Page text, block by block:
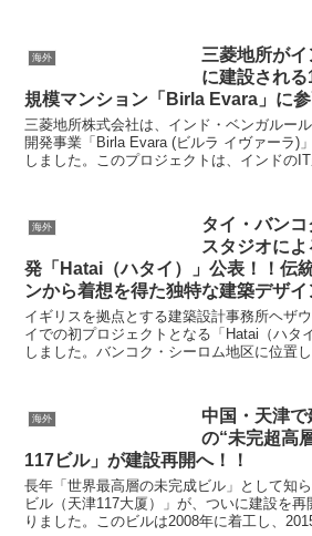
海外
三菱地所が
に建設され
規模マンション「Birla Evara」に参
三菱地所株式会社は、インド・ベンガルー
開発事業「Birla Evara (ビルラ イヴァーラ)
しました。このプロジェクトは、インドの
海外
タイ・バンコ
スタジオに
発「Hatai（ハタイ）」公表！！伝
ンから着想を得た独特な建築デザイ
イギリスを拠点とする建築設計事務所ヘザ
イでの初プロジェクトとなる「Hatai（ハタ
しました。バンコク・シーロム地区に位置
海外
中国・天津
の“未完超高
117ビル」が建設再開へ！！
長年「世界最高層の未完成ビル」として知
ビル（天津117大厦）」が、ついに建設を
りました。このビルは2008年に着工し、